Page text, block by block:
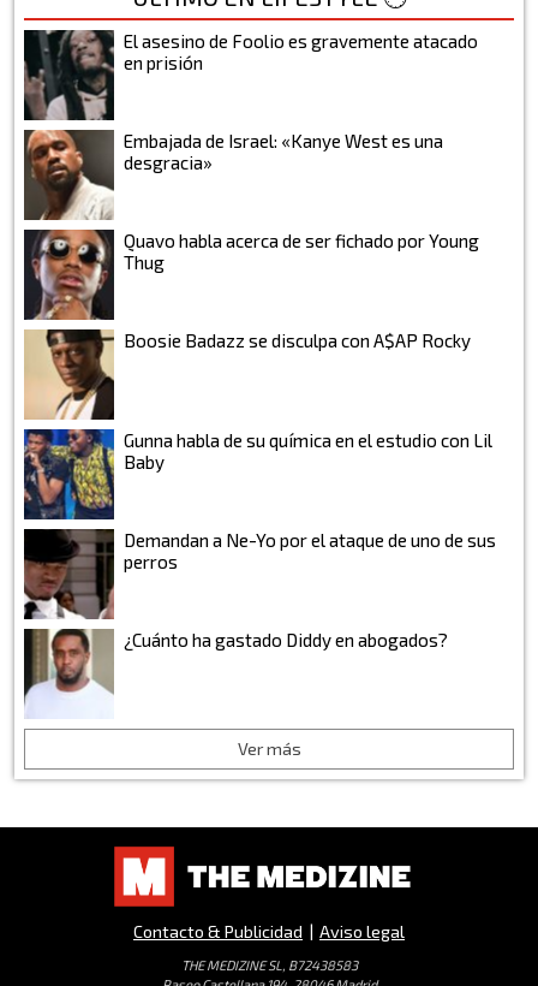
El asesino de Foolio es gravemente atacado
en prisión
Embajada de Israel: «Kanye West es una
desgracia»
Quavo habla acerca de ser fichado por Young
Thug
Boosie Badazz se disculpa con A$AP Rocky
Gunna habla de su química en el estudio con Lil
Baby
Demandan a Ne-Yo por el ataque de uno de sus
perros
¿Cuánto ha gastado Diddy en abogados?
Ver más
Contacto & Publicidad Aviso legal
THE MEDIZINE SL, B72438583